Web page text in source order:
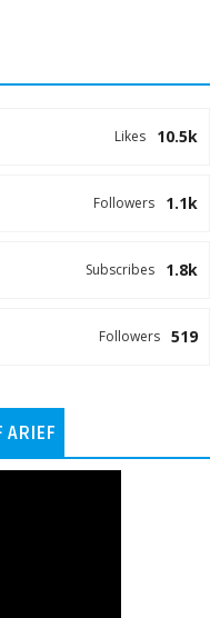
10.5k
Likes
1.1k
Followers
1.8k
Subscribes
519
Followers
ARIEF